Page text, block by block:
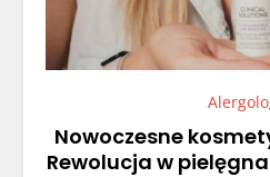
Nowoczesne
Rewolucja w